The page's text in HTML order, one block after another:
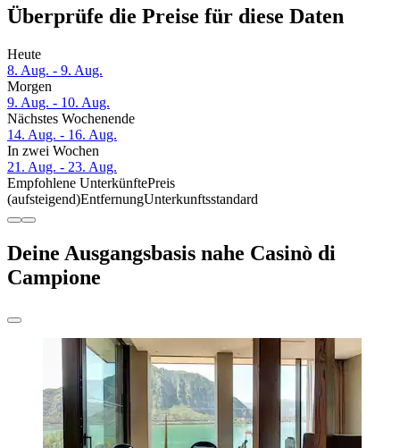
Überprüfe die Preise für diese Daten
Heute
8. Aug. - 9. Aug.
Morgen
9. Aug. - 10. Aug.
Nächstes Wochenende
14. Aug. - 16. Aug.
In zwei Wochen
21. Aug. - 23. Aug.
Empfohlene UnterkünftePreis
(aufsteigend)EntfernungUnterkunftsstandard
Deine Ausgangsbasis nahe Casinò di
Campione